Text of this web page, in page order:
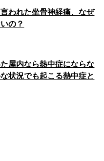
われた坐骨神経痛、なぜ
の？
た屋内なら熱中症にならな
状況でも起こる熱中症と